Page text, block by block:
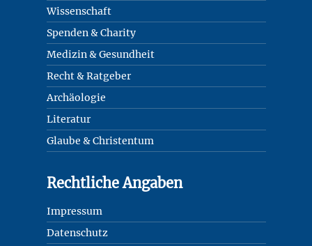
Wissenschaft
Spenden & Charity
Medizin & Gesundheit
Recht & Ratgeber
Archäologie
Literatur
Glaube & Christentum
Rechtliche Angaben
Impressum
Datenschutz